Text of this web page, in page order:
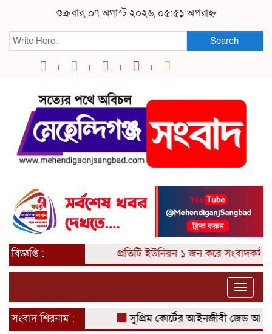
শুক্রবার, ০৭ অগাস্ট ২০২৬, ০৫:৫১ অপরাহ্ন
Search
বিজ্ঞপ্তি : প্রতিটি ইউনিয়ন ১ জন করে সংবাদকর্মী
Toggle
সংবাদ শিরনাম :
সুপ্রিম কোর্টের আইনজীবী জেড আই খান